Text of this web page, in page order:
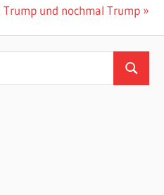
Trump und nochmal Trump
Suchen